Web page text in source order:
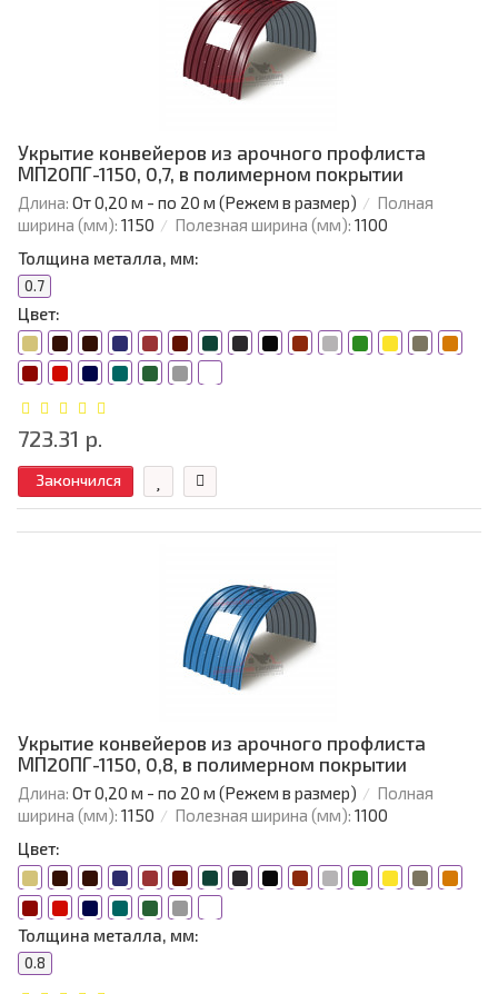
Укрытие конвейеров из арочного профлиста
МП20ПГ-1150, 0,7, в полимерном покрытии
Длина: От 0,20 м - по 20 м (Режем в размер)
Полная
ширина (мм): 1150 Полезная ширина (мм): 1100
Толщина металла, мм:
0.7
Цвет:
723.31 р.
Закончился
Укрытие конвейеров из арочного профлиста
МП20ПГ-1150, 0,8, в полимерном покрытии
Длина: От 0,20 м - по 20 м (Режем в размер)
Полная
ширина (мм): 1150 Полезная ширина (мм): 1100
Цвет:
Толщина металла, мм:
0.8